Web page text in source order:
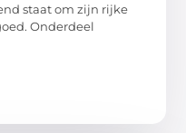
staat om zijn rijke
Onderdeel